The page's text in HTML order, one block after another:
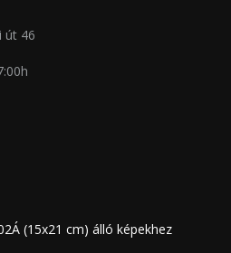
út 46
(15x21 cm) álló képekhez